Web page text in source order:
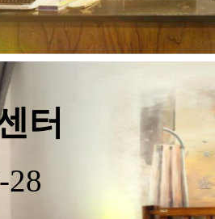
터
28